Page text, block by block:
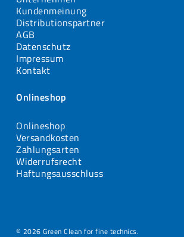
Kundenmeinung
Distributionspartner
AGB
Datenschutz
Impressum
Kontakt
Onlineshop
Onlineshop
Versandkosten
Zahlungsarten
Widerrufsrecht
Haftungsausschluss
© 2026 Green Clean for fine technics.